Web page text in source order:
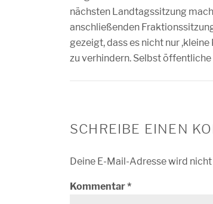
nächsten Landtagssitzung
anschließenden
gezeigt, dass es nicht nur
zu verhindern. Selbst
SCHREIBE EINEN
Deine E-Mail-Adresse wird
Kommentar*